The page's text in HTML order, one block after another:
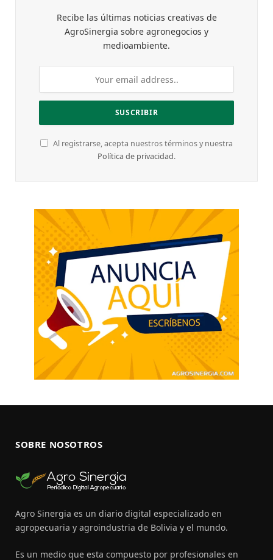
Recibe las últimas noticias creativas de
AgroSinergia sobre agronegocios y
medioambiente.
Al registrarse, acepta nuestros términos y nuestra
Política de privacidad.
SOBRE NOSOTROS
Agro Sinergia es un diario digital especializado en
agropecuaria y agroindustria de Bolivia y el mundo.
Es un medio que esta compuesto por profesionales en